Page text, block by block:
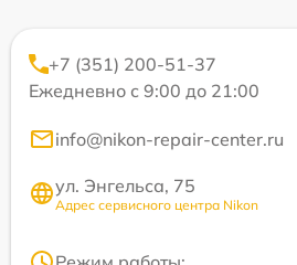
+7 (351) 200-51-37
Ежедневно с 9:00 до 21:00
info@nikon-repair-center.ru
ул. Энгельса, 75
Адрес сервисного центра Nikon